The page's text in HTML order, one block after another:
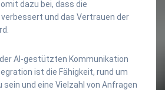
dazu bei, dass die
und das Vertrauen der
AI-gestützten Kommunikation
ist die Fähigkeit, rund um
sein und eine Vielzahl von Anfragen